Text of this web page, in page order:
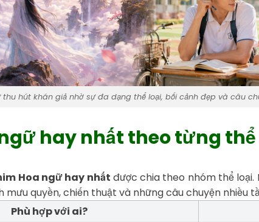
thu hút khán giả nhờ sự đa dạng thể loại, bối cảnh đẹp và câu
hay nhất theo từng thể
Hoa ngữ hay nhất được chia theo nhóm thể loại.
quyền, chiến thuật và những câu chuyện nhiều
Phù hợp với ai?